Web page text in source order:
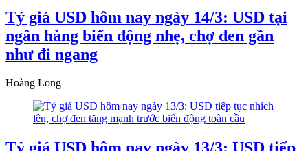
Tỷ giá USD hôm nay ngày 14/3: USD tại
ngân hàng biến động nhẹ, chợ đen gần
như đi ngang
Hoàng Long